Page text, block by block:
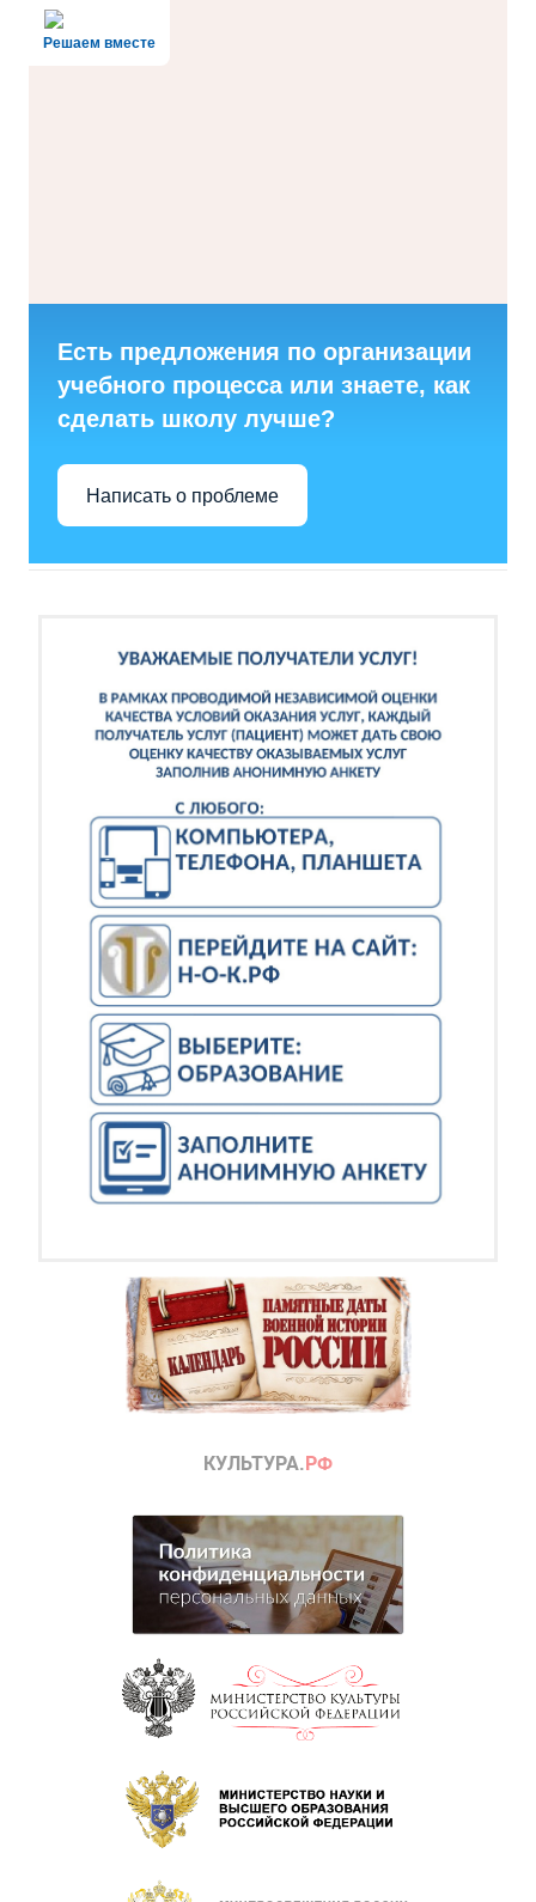
Решаем вместе
Есть предложения по организации
учебного процесса или знаете, как
сделать школу лучше?
Написать о проблеме